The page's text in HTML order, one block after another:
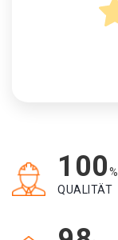
100%
QUALITÄT